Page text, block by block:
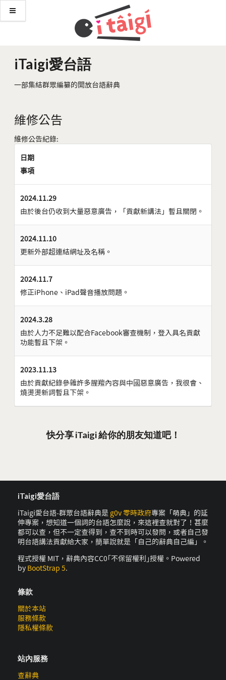
iTaigi愛台語
一部集結群眾編纂的開放台語辭典
維修公告
維修公告紀錄:
日期
事項
2024.11.29
由於後台仍收到大量惡意廣告，「貢獻新講法」暫且關閉。
2024.11.10
更新外部超連結網址及名稱。
2024.11.7
修正iPhone、iPad聲音播放問題。
2024.3.28
由於人力不足難以配合Facebook審查機制，登入具名貢獻
功能暫且下架。
2023.11.13
由於貢獻紀錄參雜許多腥羶內容與中國惡意廣告，我很會、
燒燙燙新詞暫且下架。
快分享 iTaigi 給你的朋友知道吧！
iTaigi愛台語
iTaigi愛台語-群眾台語辭典是 g0v 零時政府專案「萌典」的延
伸專案，想知道一個詞的台語怎麼說，來這裡查就對了！甚麼
都可以查，但不一定查得到，查不到時可以發問，或者自己發
明台語講法貢獻給大家，簡單說就是「自己的辭典自己編」。
程式授權 MIT，辭典內容CC0｢不保留權利｣授權。Powered
by BootStrap 5.
條款
關於本站
服務條款
隱私權條款
站內服務
查辭典